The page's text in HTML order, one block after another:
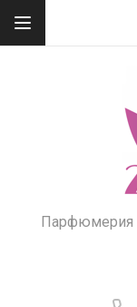
Парфюмерия